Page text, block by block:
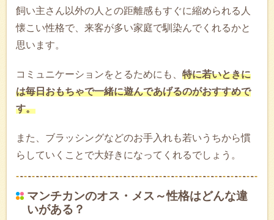
飼い主さん以外の人との距離感もすぐに縮められる人
懐こい性格で、来客が多い家庭で馴染んでくれるかと
思います。
コミュニケーションをとるためにも、 特に若いときに
は毎日おもちゃで一緒に遊んであげるのがおすすめで
す。
また、ブラッシングなどのお手入れも若いうちから慣
らしていくことで大好きになってくれるでしょう。
マンチカンのオス・メス～性格はどんな違
いがある？